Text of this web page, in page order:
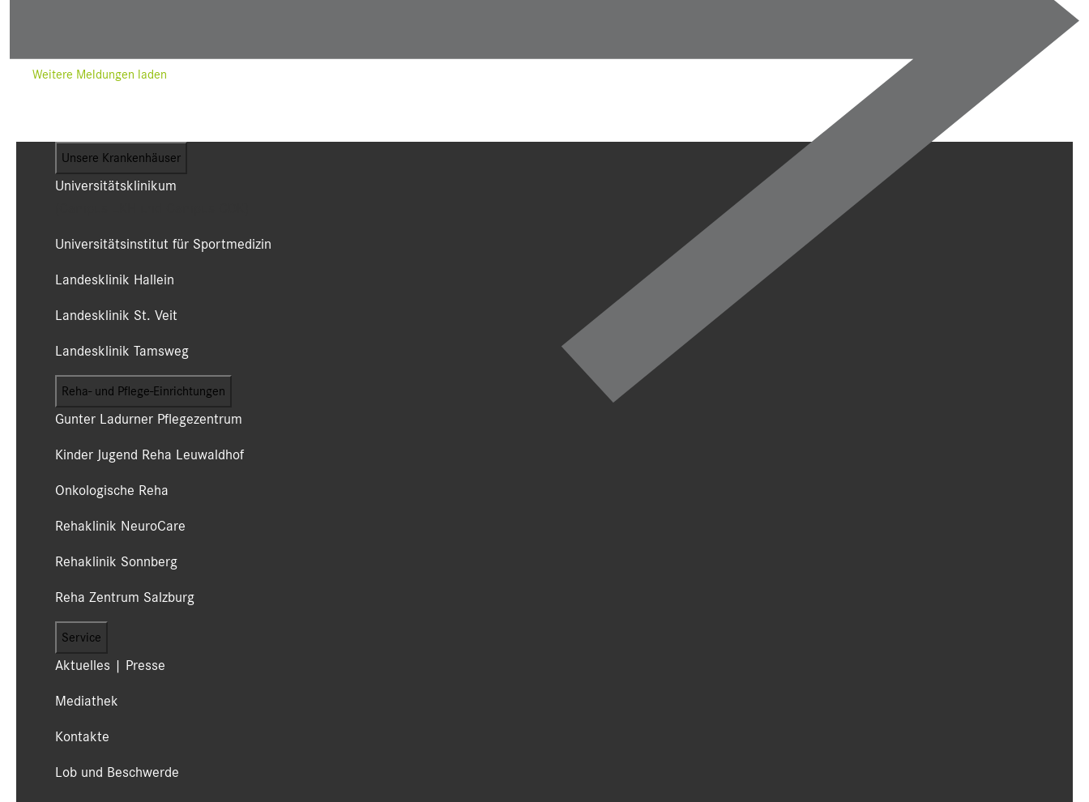
Weitere Meldungen laden
Unsere Krankenhäuser
Universitätsklinikum
Universitätsinstitut für Sportmedizin
Landesklinik Hallein
Landesklinik St. Veit
Landesklinik Tamsweg
Reha- und Pflege-Einrichtungen
Gunter Ladurner Pflegezentrum
Kinder Jugend Reha Leuwaldhof
Onkologische Reha
Rehaklinik NeuroCare
Rehaklinik Sonnberg
Reha Zentrum Salzburg
Service
Aktuelles | Presse
Mediathek
Kontakte
Lob und Beschwerde